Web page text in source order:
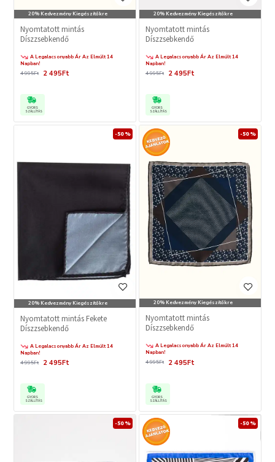
20% Kedvezmény Kiegészítőkre
Nyomtatott mintás
Díszzsebkendő
A Legalacsonyabb Ár Az Elmúlt 14
Napban!
2 495Ft
4 995Ft
GYORS
SZÁLLÍTÁS
20% Kedvezmény Kiegészítőkre
Nyomtatott mintás
Díszzsebkendő
A Legalacsonyabb Ár Az Elmúlt 14
Napban!
2 495Ft
4 995Ft
GYORS
SZÁLLÍTÁS
20% Kedvezmény Kiegészítőkre
-50 %
Nyomtatott mintás Fekete
Díszzsebkendő
A Legalacsonyabb Ár Az Elmúlt 14
Napban!
2 495Ft
4 995Ft
GYORS
SZÁLLÍTÁS
20% Kedvezmény Kiegészítőkre
-50 %
Nyomtatott mintás
Díszzsebkendő
A Legalacsonyabb Ár Az Elmúlt 14
Napban!
2 495Ft
4 995Ft
GYORS
SZÁLLÍTÁS
-50 % -50 %